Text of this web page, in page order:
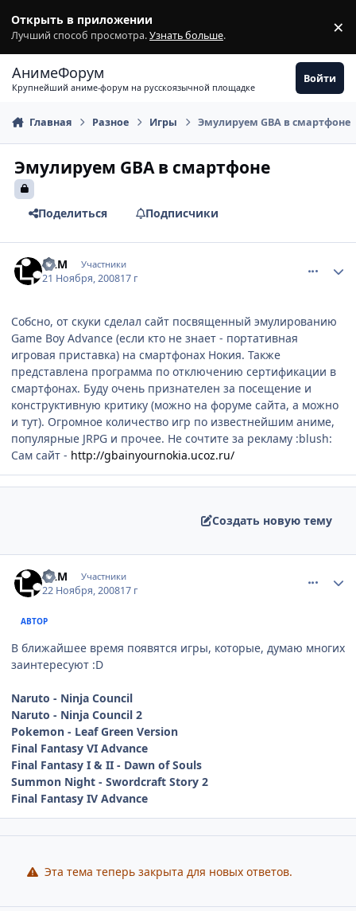
Открыть в приложении
Лучший способ просмотра.Узнать больше. ×
АнимеФорум
Крупнейший аниме-форум на русскоязычной площадке
Войти
Главная Разное Игры Эмулируем GBA в смартфоне
Эмулируем GBA в смартфоне
Поделиться Подписчики
RAM Участники
21 Ноября, 200817 г
Собсно, от скуки сделал сайт посвященный эмулированию
Game Boy Advance (если кто не знает - портативная
игровая приставка) на смартфонах Нокия. Также
представлена программа по отключению сертификации в
смартфонах. Буду очень признателен за посещение и
конструктивную критику (можно на форуме сайта, а можно
и тут). Огромное количество игр по известнейшим аниме,
популярные JRPG и прочее. Не сочтите за рекламу :blush:
Сам сайт - http://gbainyournokia.ucoz.ru/
Создать новую тему
RAM Участники
22 Ноября, 200817 г
АВТОР
В ближайшее время появятся игры, которые, думаю многих
заинтересуют :D
Naruto - Ninja Council
Naruto - Ninja Council 2
Pokemon - Leaf Green Version
Final Fantasy VI Advance
Final Fantasy I & II - Dawn of Souls
Summon Night - Swordcraft Story 2
Final Fantasy IV Advance
Эта тема теперь закрыта для новых ответов.